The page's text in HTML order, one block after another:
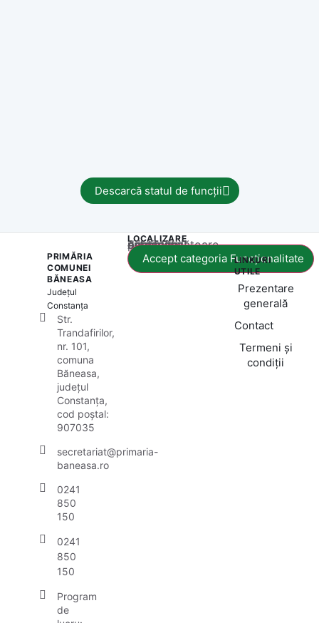
Descarcă statul de funcții
PRIMĂRIA
COMUNEI
BĂNEASA
Județul
Constanța
Str.
Trandafirilor,
nr. 101,
comuna
Băneasa,
județul
Constanța,
cod poștal:
907035
secretariat@primaria-
baneasa.ro
0241
850
150
0241
850
150
Program
de
LOCALIZARE
Acest conținut este blocat până când acceptați categoria corespunzătoare de cookie-uri.
Accept categoria Funcționalitate
LINKURI
UTILE
Prezentare
generală
Contact
Termeni și
condiții